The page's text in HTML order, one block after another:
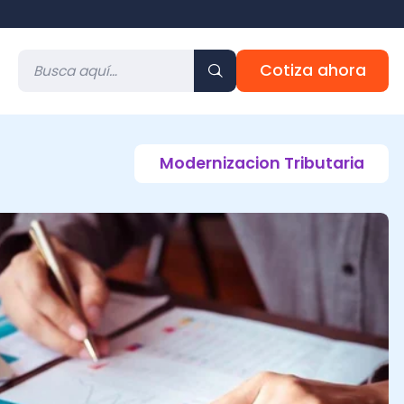
Cotiza ahora
Modernizacion Tributaria